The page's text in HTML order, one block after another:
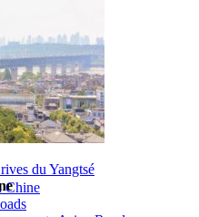
Chine
du Yangtsé